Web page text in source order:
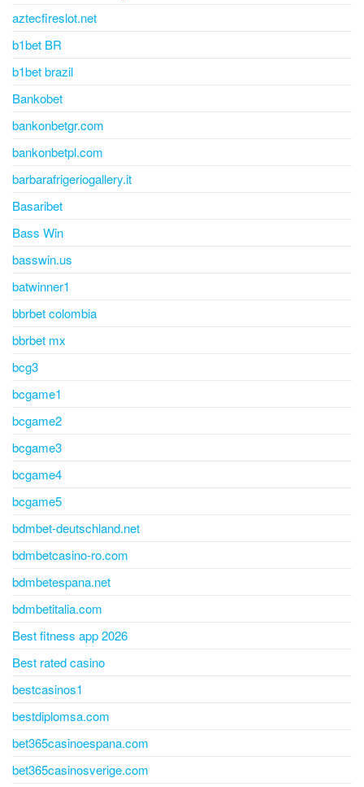
aztecfireslot.net
b1bet BR
b1bet brazil
Bankobet
bankonbetgr.com
bankonbetpl.com
barbarafrigeriogallery.it
Basaribet
Bass Win
basswin.us
batwinner1
bbrbet colombia
bbrbet mx
bcg3
bcgame1
bcgame2
bcgame3
bcgame4
bcgame5
bdmbet-deutschland.net
bdmbetcasino-ro.com
bdmbetespana.net
bdmbetitalia.com
Best fitness app 2026
Best rated casino
bestcasinos1
bestdiplomsa.com
bet365casinoespana.com
bet365casinosverige.com